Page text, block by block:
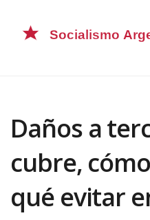
Daños a
cubre,
qué evitar